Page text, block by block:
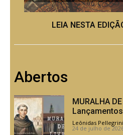
LEIA NESTA
Abertos
MURALHA
Leônidas Pellegrini
24 de julho de